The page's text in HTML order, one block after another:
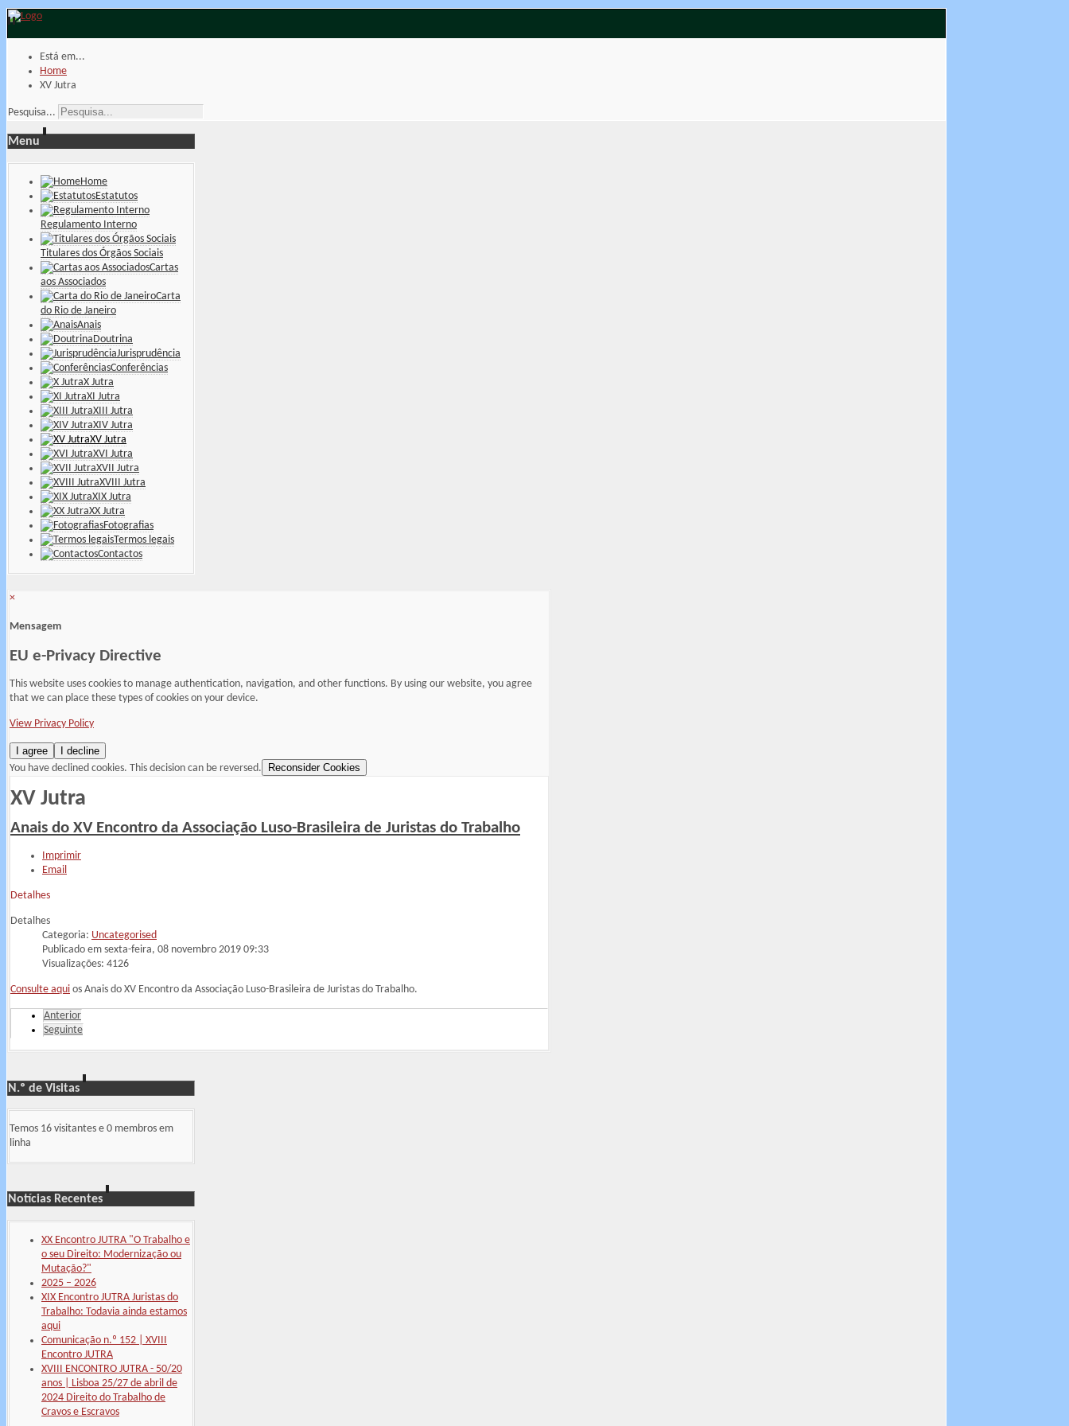
Está em...
Home
XV Jutra
Pesquisa...
Menu
Home
Estatutos
Regulamento Interno
Titulares dos Órgãos Sociais
Cartas
aos Associados
Carta
do Rio de Janeiro
Anais
Doutrina
Jurisprudência
Conferências
X Jutra
XI Jutra
XIII Jutra
XIV Jutra
XV Jutra
XVI Jutra
XVII Jutra
XVIII Jutra
XIX Jutra
XX Jutra
Fotografias
Termos legais
Contactos
×
Mensagem
EU e-Privacy Directive
This website uses cookies to manage authentication, navigation, and other functions. By using our website, you agree
that we can place these types of cookies on your device.
View Privacy Policy
I agree
I decline
You have declined cookies. This decision can be reversed.
Reconsider Cookies
XV Jutra
Anais do XV Encontro da Associação Luso-Brasileira de Juristas do Trabalho
Imprimir
Email
Detalhes
Detalhes
Categoria: Uncategorised
Publicado em sexta-feira, 08 novembro 2019 09:33
Visualizações: 4126
Consulte aqui os Anais do XV Encontro da Associação Luso-Brasileira de Juristas do Trabalho.
Anterior
Seguinte
N.º de Visitas
Temos 16 visitantes e 0 membros em
linha
Notícias Recentes
XX Encontro JUTRA "O Trabalho e
o seu Direito: Modernização ou
Mutação?"
2025 – 2026
XIX Encontro JUTRA Juristas do
Trabalho: Todavia ainda estamos
aqui
Comunicação n.º 152 | XVIII
Encontro JUTRA
XVIII ENCONTRO JUTRA - 50/20
anos | Lisboa 25/27 de abril de
2024 Direito do Trabalho de
Cravos e Escravos